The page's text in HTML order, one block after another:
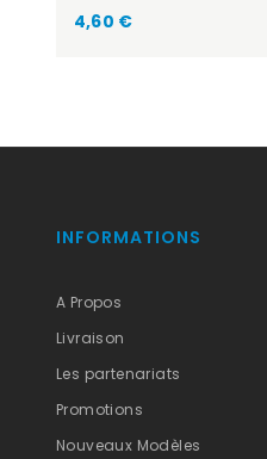
Prix
4,60 €
INFORMATIONS
A Propos
Livraison
Les partenariats
Promotions
Nouveaux Modèles